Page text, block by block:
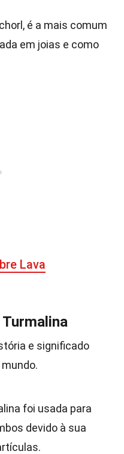
é a mais comum
em joias e como
Lava
e significado
foi usada para
devido à sua